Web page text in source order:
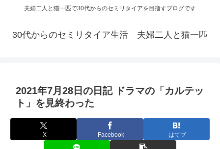
夫婦二人と猫一匹で30代からのセミリタイアを目指すブログです
30代からのセミリタイア生活 夫婦二人と猫一匹
2021年7月28日の日記 ドラマの「カルテッ
ト」を見終わった
X Facebook はてブ